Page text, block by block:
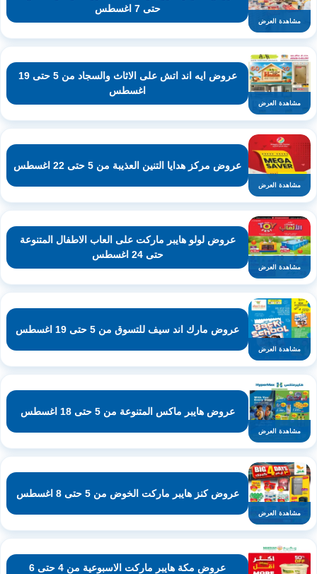
مشاهدة العرض
حتى 7 اغسطس
مشاهدة العرض
عروض ايه اند اتش على الاثاث والسجاد من 5 حتى 19
اغسطس
مشاهدة العرض
عروض مركز هدايا التنين العذيبة من 5 حتى 22 اغسطس
مشاهدة العرض
عروض لولو هايبر ماركت على العاب الاطفال المتنوعة
حتى 24 اغسطس
مشاهدة العرض
عروض مارك اند سيف للتسوق من 5 حتى 19 اغسطس
مشاهدة العرض
عروض هايبر ماكس المتنوعة من 5 حتى 18 اغسطس
مشاهدة العرض
عروض كنز هايبر ماركت الخوض من 5 حتى 8 اغسطس
عروض مكة هايبر ماركت الاسبوعية من 4 حتى 6